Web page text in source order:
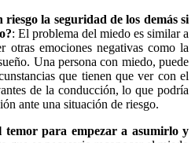
riesgo la seguridad de los demás si
: El problema del miedo es similar a
otras emociones negativas como la
Una persona con miedo, puede
que tienen que ver con el
de la conducción, lo que podría
ante una situación de riesgo.
temor para empezar a asumirlo y